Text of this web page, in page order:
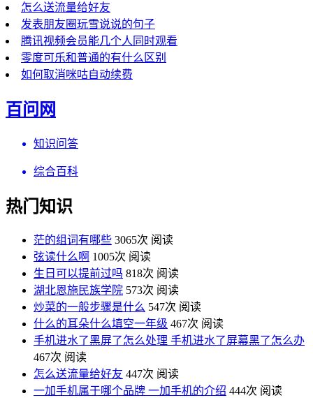
怎么送流量给好友
发表朋友圈玩雪说说的句子
腾讯视频会员能几个人同时观看
零度可乐和普通的有什么区别
如何取消咪咕自动续费
百问网
知识问答
综合百科
热门知识
茫的组词有哪些 3065次 阅读
弦读什么啊 1005次 阅读
生日可以提前过吗 818次 阅读
湖北恩施民族学院 573次 阅读
炒菜的一般步骤是什么 547次 阅读
什么的耳朵什么填空一年级 467次 阅读
手机进水了黑屏了怎么处理 手机进水了屏幕黑了怎么办
467次 阅读
怎么送流量给好友 447次 阅读
一加手机属于哪个品牌 一加手机的介绍 444次 阅读